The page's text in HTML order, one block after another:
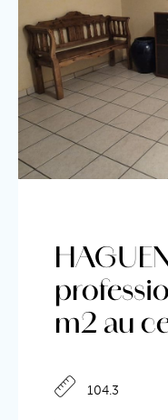
m2 au
104.3